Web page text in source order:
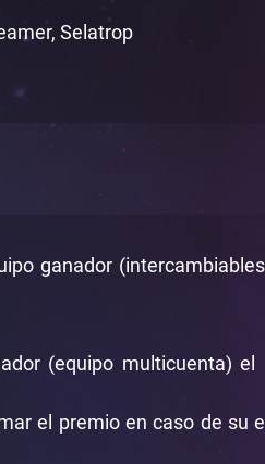
Selatrop
ganador
(equipo multicuenta)
el premio en caso de su